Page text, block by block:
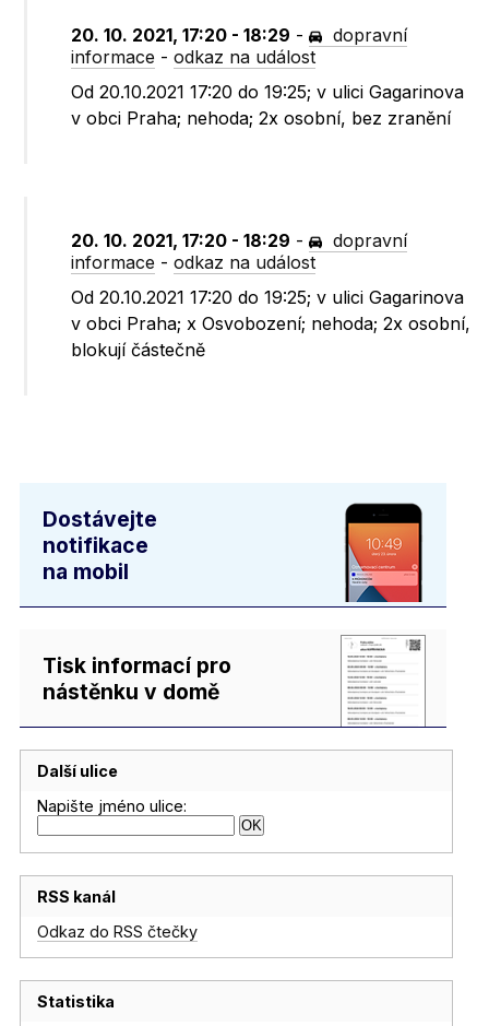
20. 10. 2021, 17:20 - 18:29 -
dopravní
informace -odkaz na událost
Od 20.10.2021 17:20 do 19:25; v ulici Gagarinova
v obci Praha; nehoda; 2x osobní, bez zranění
20. 10. 2021, 17:20 - 18:29 -
dopravní
informace -odkaz na událost
Od 20.10.2021 17:20 do 19:25; v ulici Gagarinova
v obci Praha; x Osvobození; nehoda; 2x osobní,
blokují částečně
Dostávejte
notifikace
na mobil
Tisk informací pro
nástěnku v domě
Další ulice
Napište jméno ulice:
RSS kanál
Odkaz do RSS čtečky
Statistika